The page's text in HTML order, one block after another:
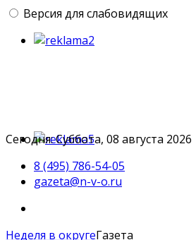
Версия для слабовидящих
Сегодня: Суббота, 08 августа 2026
8 (495) 786-54-05
gazeta@n-v-o.ru
Неделя в округеГазета